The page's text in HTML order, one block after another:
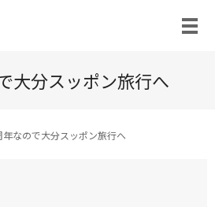
大分スッポン旅行へ
年なので大分スッポン旅行へ